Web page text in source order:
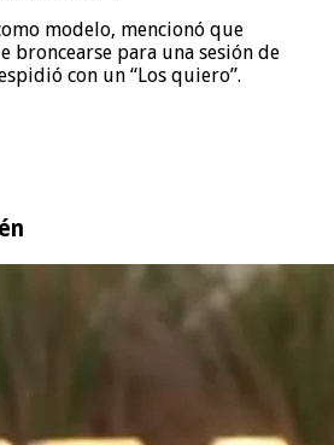
modelo, mencionó que
broncearse para una sesión de
con un “Los quiero”.